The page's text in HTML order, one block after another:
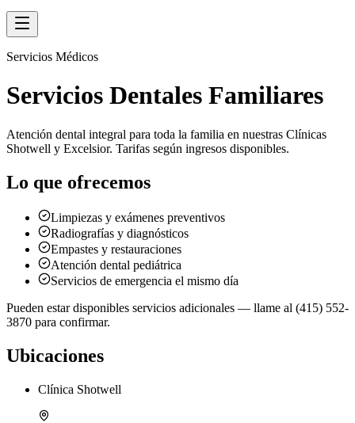
Servicios Médicos
Servicios Dentales Familiares
Atención dental integral para toda la familia en nuestras Clínicas
Shotwell y Excelsior. Tarifas según ingresos disponibles.
Lo que ofrecemos
Limpiezas y exámenes preventivos
Radiografías y diagnósticos
Empastes y restauraciones
Atención dental pediátrica
Servicios de emergencia el mismo día
Pueden estar disponibles servicios adicionales — llame al (415) 552-
3870 para confirmar.
Ubicaciones
Clínica Shotwell